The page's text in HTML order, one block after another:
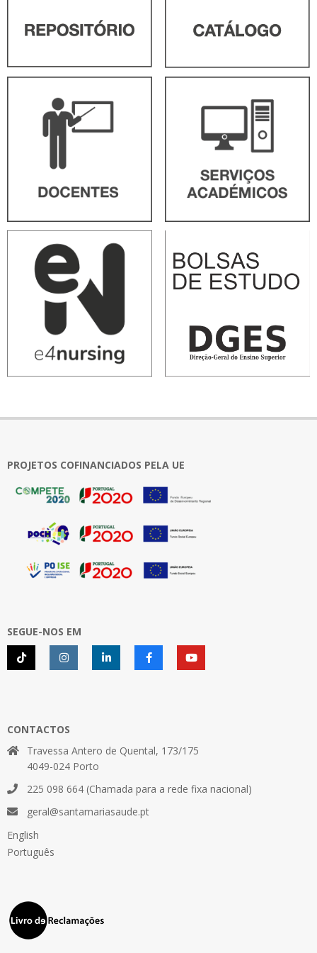
PROJETOS COFINANCIADOS PELA UE
SEGUE-NOS EM
CONTACTOS
Travessa Antero de Quental, 173/175
4049-024 Porto
225 098 664 (Chamada para a rede fixa nacional)
geral@santamariasaude.pt
English
Português